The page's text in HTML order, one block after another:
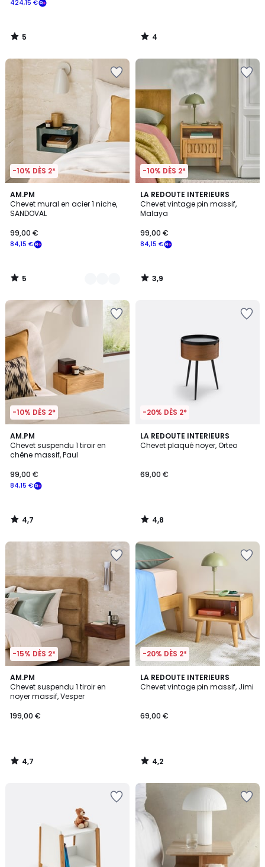
424,15 €
5
/
4
/
-10% DÈS 2*
AM.PM
Chevet mural en acier 1 niche,
SANDOVAL
84,15 €
99,00 €
5
/
5
3
Couleurs
5
/
-10% DÈS 2*
LA REDOUTE INTERIEURS
Chevet vintage pin massif,
Malaya
84,15 €
99,00 €
3,9
/ 5
3,9
/
-10% DÈS 2*
AM.PM
Chevet suspendu 1 tiroir en
chêne massif, Paul
84,15 €
99,00 €
4,7
/ 5
4,7
/
-20% DÈS 2*
LA REDOUTE INTERIEURS
Chevet plaqué noyer, Orteo
69,00 €
4,8
/ 5
4,8
/
-15% DÈS 2*
AM.PM
Chevet suspendu 1 tiroir en
noyer massif, Vesper
199,00 €
4,7
/ 5
4,7
/
-20% DÈS 2*
LA REDOUTE INTERIEURS
Chevet vintage pin massif, Jimi
69,00 €
4,2
/ 5
4,2
/